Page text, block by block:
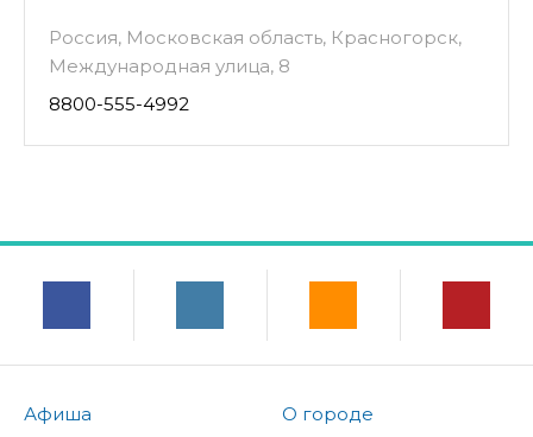
Россия, Московская область, Красногорск,
Международная улица, 8
8800-555-4992
Афиша
О городе